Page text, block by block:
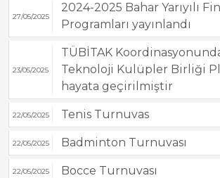
27/05/2025
2024-2025 Bahar Yarıyılı
Programları yayınlandı
23/05/2025
TÜBİTAK
Teknoloji Kulüpler Birliği
hayata geçirilmiştir
22/05/2025 Tenis Turnuvas
22/05/2025 Badminton Turnuvası
22/05/2025 Bocce Turnuvası